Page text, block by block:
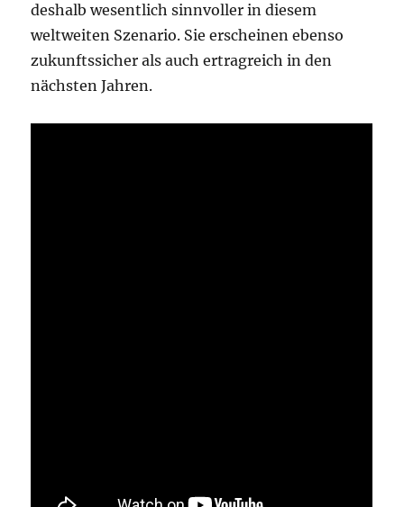
deshalb wesentlich sinnvoller in diesem
weltweiten Szenario. Sie erscheinen ebenso
zukunftssicher als auch ertragreich in den
nächsten Jahren.